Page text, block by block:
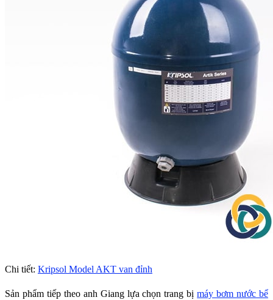
Chi tiết: Kripsol Model AKT van đỉnh
Sản phẩm tiếp theo anh Giang lựa chọn trang bịmáy bơm nước bể